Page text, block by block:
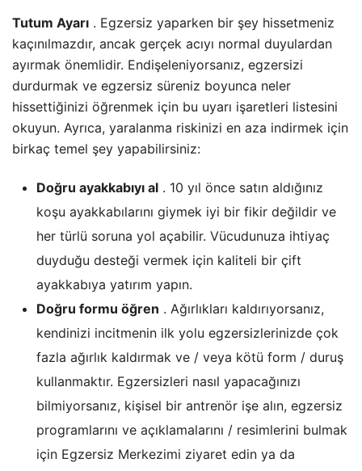
Tutum Ayarı . Egzersiz yaparken bir şey hissetmeniz
kaçınılmazdır, ancak gerçek acıyı normal duyulardan
ayırmak önemlidir. Endişeleniyorsanız, egzersizi
durdurmak ve egzersiz süreniz boyunca neler
hissettiğinizi öğrenmek için bu uyarı işaretleri listesini
okuyun. Ayrıca, yaralanma riskinizi en aza indirmek için
birkaç temel şey yapabilirsiniz:
Doğru ayakkabıyı al . 10 yıl önce satın aldığınız
koşu ayakkabılarını giymek iyi bir fikir değildir ve
her türlü soruna yol açabilir. Vücudunuza ihtiyaç
duyduğu desteği vermek için kaliteli bir çift
ayakkabıya yatırım yapın.
Doğru formu öğren . Ağırlıkları kaldırıyorsanız,
kendinizi incitmenin ilk yolu egzersizlerinizde çok
fazla ağırlık kaldırmak ve / veya kötü form / duruş
kullanmaktır. Egzersizleri nasıl yapacağınızı
bilmiyorsanız, kişisel bir antrenör işe alın, egzersiz
programlarını ve açıklamalarını / resimlerini bulmak
için Egzersiz Merkezimi ziyaret edin ya da